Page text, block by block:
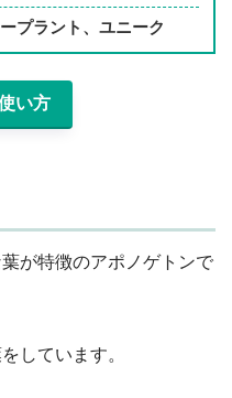
プラント、ユニーク
い方
が特徴のアポノゲトンで
しています。